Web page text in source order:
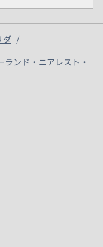
ダ /
ンド・ニアレスト・